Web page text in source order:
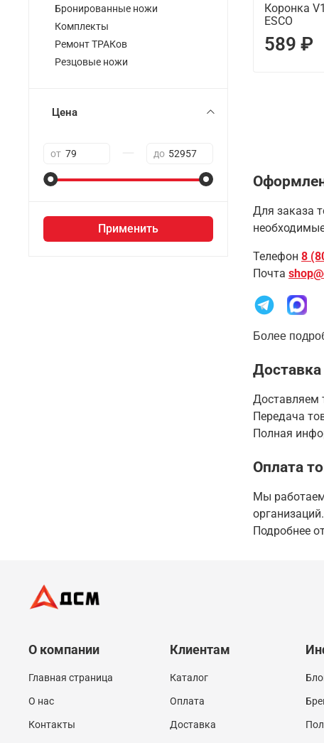
Коронка
ESCO
589 ₽
Для заказа
Телефон 8
Почта
Более
Доставка
Доставляем
Передача
Полная
Оплата
Мы
организаций.
Подробнее
Бронированные ножи
Комплекты
Ремонт ТРАКов
Резцовые ножи
Цена
от до
Применить
О компании
Главная страница
О нас
Контакты
Клиентам
Каталог
Оплата
Доставка